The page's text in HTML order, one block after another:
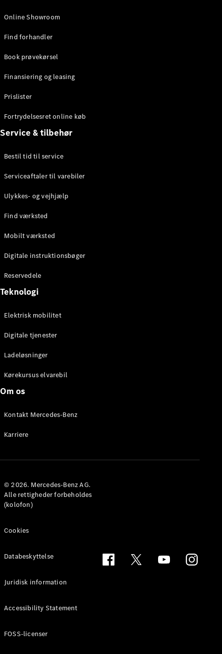
Online Showroom
Find forhandler
Book prøvekørsel
Finansiering og leasing
Prislister
Fortrydelsesret online køb
Service & tilbehør
Bestil tid til service
Serviceaftaler til varebiler
Ulykkes- og vejhjælp
Find værksted
Mobilt værksted
Digitale instruktionsbøger
Reservedele
Teknologi
Elektrisk mobilitet
Digitale tjenester
Ladeløsninger
Kørekursus elvarebil
Om os
Kontakt Mercedes-Benz
Karriere
© 2026. Mercedes-Benz AG.
Alle rettigheder forbeholdes
(kolofon)
Cookies
Databeskyttelse
Juridisk information
Accessibility Statement
FOSS-licenser